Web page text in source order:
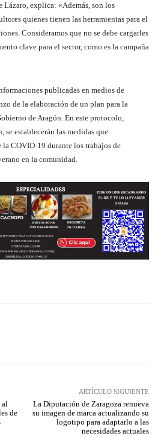
Lázaro, explica: «Además, son los
quienes tienen las herramientas para el
Consideramos que no se debe cargarles
clave para el sector, como es la campaña
publicadas en medios de
de la elaboración de un plan para la
de Aragón. En este protocolo,
se establecerán las medidas que
la COVID-19 durante los trabajos de
en la comunidad.
al
de
ARTÍCULO SIGUIENTE
La Diputación de Zaragoza renueva
su imagen de marca actualizando su
logotipo para adaptarlo a las
necesidades actuales